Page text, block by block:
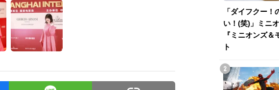
「ダイフクー
い！(笑)」ミニ
『ミニオンズ
ト